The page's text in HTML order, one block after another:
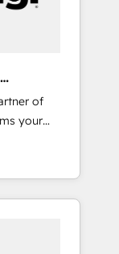
の移行
等からの
活用設
等
テンツ
ー ✓
for total
of
your
Our
Point
this the